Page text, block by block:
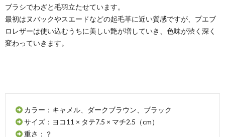
ブラシでわざと毛羽立たせています。
最初はヌバックやスエードなどの起毛革に近い質感ですが、プエブ
ロレザーは使い込むうちに美しい艶が増していき、色味が渋く深く
変わっていきます。
カラー：キャメル、ダークブラウン、ブラック
サイズ：ヨコ11 × タテ7.5 × マチ2.5（cm）
重さ：？